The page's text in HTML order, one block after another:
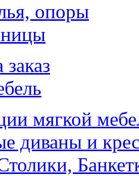
опоры
мягкой
диваны и